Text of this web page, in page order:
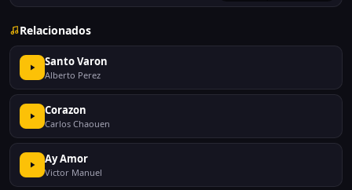
Relacionados
Santo Varon
Alberto Perez
Corazon
Carlos Chaouen
Ay Amor
Victor Manuel